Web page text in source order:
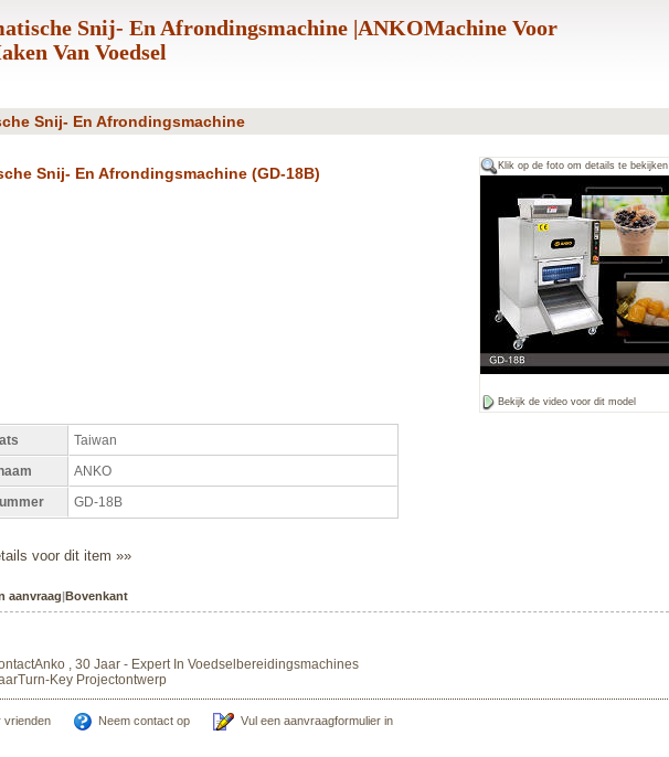
Snij- En Afrondingsmachine |ANKOMachine Voor
Van Voedsel
Snij- En Afrondingsmachine
Klik op de foto om details te bekijken
Bekijk de video voor dit model
Snij- En Afrondingsmachine (GD-18B)
Taiwan
ANKO
GD-18B
voor dit item »»
aanvraag|Bovenkant
, 30 Jaar - Expert In Voedselbereidingsmachines
Key Projectontwerp
vrienden Neem contact op Vul een aanvraagformulier in